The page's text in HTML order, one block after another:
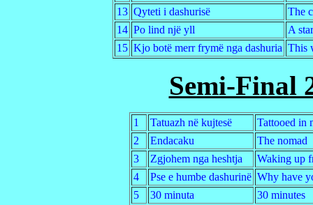
13 Qyteti i dashurisë
The
14 Po lind një yll
A
15 Kjo botë merr frymë nga dashuria This
Semi-Final
1 Tatuazh në kujtesë
Tattooed in
2
Endacaku
The nomad
3
Zgjohem nga heshtja
Waking up
4
Pse e humbe dashurinë Why have
5
30 minuta
30 minutes